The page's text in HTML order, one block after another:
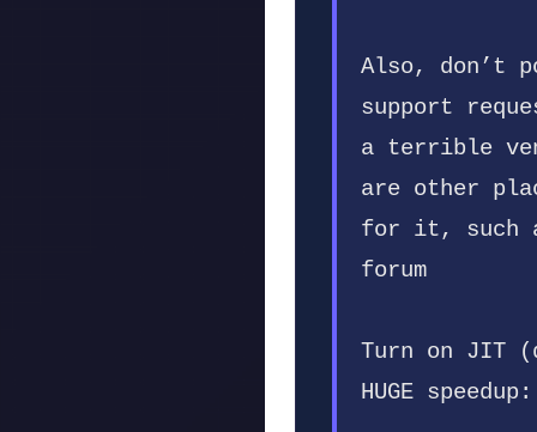
Also, don’t
support
a terrible
are other
for it, such
forum
Turn on JIT
HUGE speedup: